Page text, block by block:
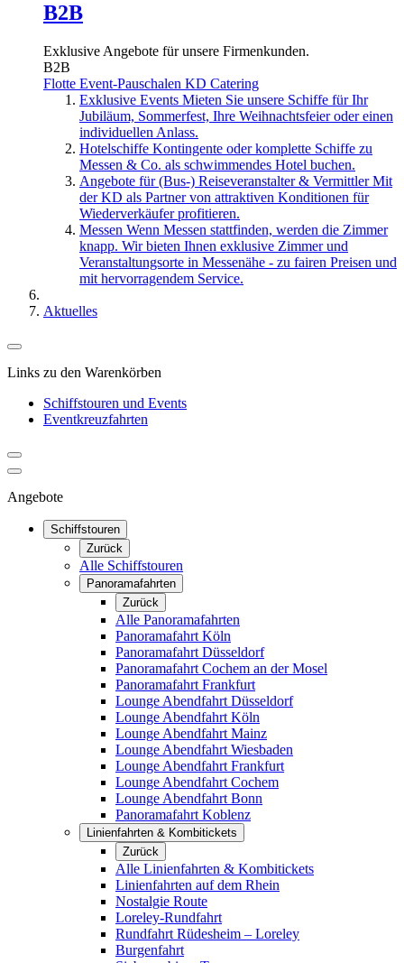
B2B
Exklusive Angebote für unsere Firmenkunden.
B2B
Flotte Event-Pauschalen KD Catering
Exklusive Events Mieten Sie unsere Schiffe für Ihr
Jubiläum, Sommerfest, Ihre Weihnachtsfeier oder einen
individuellen Anlass.
Hotelschiffe Kontingente oder komplette Schiffe zu
Messen & Co. als schwimmendes Hotel buchen.
Angebote für (Bus-) Reiseveranstalter & Vermittler Mit
der KD als Partner von attraktiven Konditionen für
Wiederverkäufer profitieren.
Messen Wenn Messen stattfinden, werden die Zimmer
knapp. Wir bieten Ihnen exklusive Zimmer und
Veranstaltungsorte in Messenähe - zu fairen Preisen und
mit hervorragendem Service.
Aktuelles
Links zu den Warenkörben
Schiffstouren und Events
Eventkreuzfahrten
Angebote
Schiffstouren
Zurück
Alle Schiffstouren
Panoramafahrten
Zurück
Alle Panoramafahrten
Panoramafahrt Köln
Panoramafahrt Düsseldorf
Panoramafahrt Cochem an der Mosel
Panoramafahrt Frankfurt
Lounge Abendfahrt Düsseldorf
Lounge Abendfahrt Köln
Lounge Abendfahrt Mainz
Lounge Abendfahrt Wiesbaden
Lounge Abendfahrt Frankfurt
Lounge Abendfahrt Cochem
Lounge Abendfahrt Bonn
Panoramafahrt Koblenz
Linienfahrten & Kombitickets
Zurück
Alle Linienfahrten & Kombitickets
Linienfahrten auf dem Rhein
Nostalgie Route
Loreley-Rundfahrt
Rundfahrt Rüdesheim – Loreley
Burgenfahrt